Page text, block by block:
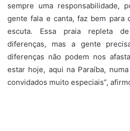
sempre uma responsabilidade,
gente fala e canta, faz bem para
escuta. Essa praia repleta
diferenças, mas a gente
diferenças não podem nos
estar hoje, aqui na Paraíba,
convidados muito especiais”,